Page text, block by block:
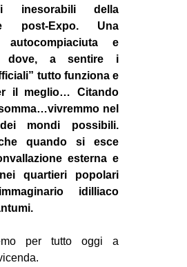
inesorabili della
post-Expo. Una
autocompiaciuta e
dove, a sentire i
tutto funziona e
il meglio… Citando
nel
mondi possibili.
quando si esce
esterna e
quartieri popolari
idilliaco
per tutto oggi a